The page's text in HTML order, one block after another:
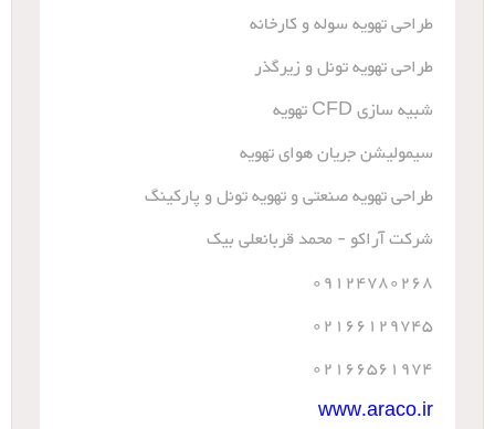
طراحی تهویه سوله و کارخانه
طراحی تهویه تونل و زیرگذر
شبیه سازی CFD تهویه
سیمولیشن جریان هوای تهویه
طراحی تهویه صنعتی و تهویه تونل و پارکینگ
شرکت آراکو - محمد قربانعلی بیک
09124780268
02166129745
02166561974
www.araco.ir